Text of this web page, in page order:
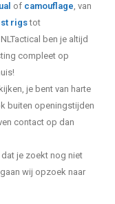
of camouflage, van
rigstot
ben je altijd
compleet op
je bent van harte
buiten openingstijden
contact op dan
je zoekt nog niet
wij opzoek naar